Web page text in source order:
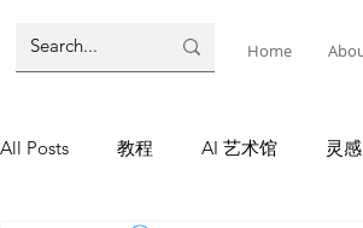
Home
All Posts 教程 AI 艺术馆 灵